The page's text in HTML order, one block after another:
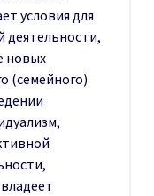
условия для
деятельности,
новых
(семейного)